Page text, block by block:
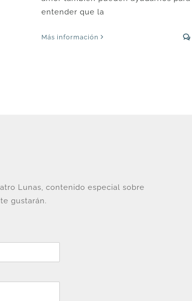
entender que la
Más información
Lunas, contenido especial sobre
gustarán.